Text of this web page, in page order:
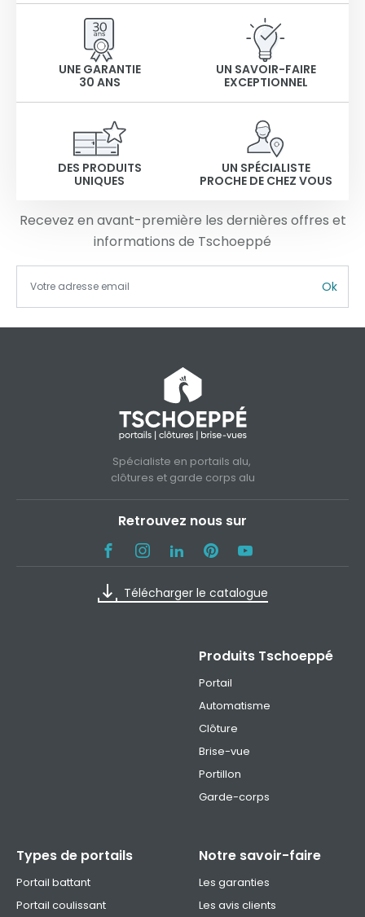
UNE GARANTIE
30 ANS
UN SAVOIR-FAIRE
EXCEPTIONNEL
DES PRODUITS
UNIQUES
UN SPÉCIALISTE
PROCHE DE CHEZ VOUS
Recevez en avant-première les dernières offres et
informations de Tschoeppé
Ok
Spécialiste en portails alu,
clôtures et garde corps alu
Retrouvez nous sur
Télécharger le catalogue
Produits Tschoeppé
Portail
Automatisme
Clôture
Brise-vue
Portillon
Garde-corps
Types de portails
Portail battant
Portail coulissant
Notre savoir-faire
Les garanties
Les avis clients